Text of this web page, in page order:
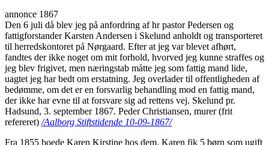
annonce 1867
Den 6 juli då blev jeg på anfordring af hr pastor Pedersen og
fattigforstander Karsten Andersen i Skelund anholdt og transporteret
til herredskontoret på Nørgaard. Efter at jeg var blevet afhørt,
fandtes der ikke noget om mit forhold, hvorved jeg kunne straffes og
jeg blev frigivet, men næringstab måtte jeg som fattig mand lide,
uagtet jeg har bedt om erstatning. Jeg overlader til offentligheden af
bedømme, om det er en forsvarlig behandling mod en fattig mand,
der ikke har evne til at forsvare sig ad rettens vej. Skelund pr.
Hadsund, 3. september 1867. Peder Christiansen, murer (frit
refereret) /Aalborg Stiftstidende 10-09-1867/
Fra 1855 boede Karen Kirstine hos dem. Karen fik 5 børn som ugift